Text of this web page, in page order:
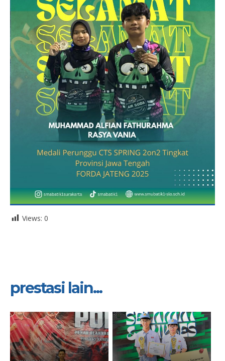
Views: 0
prestasi lain...